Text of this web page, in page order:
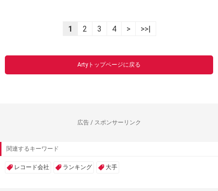
1 2 3 4 > >>|
Artyトップページに戻る
広告 / スポンサーリンク
関連するキーワード
レコード会社 ランキング 大手